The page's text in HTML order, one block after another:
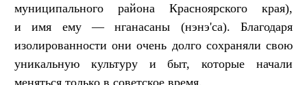
муниципального района Красноярского края),
и имя ему — нганасаны (нэнэ'са). Благодаря
изолированности они очень долго сохраняли свою
уникальную культуру и быт, которые начали
меняться только в советское время.